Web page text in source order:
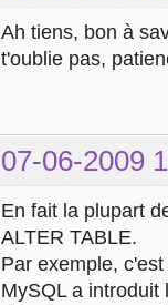
Ah tiens, bon à
t'oublie pas,
07-06-2009
En fait la plupart
ALTER TABLE.
Par exemple,
MySQL a introduit